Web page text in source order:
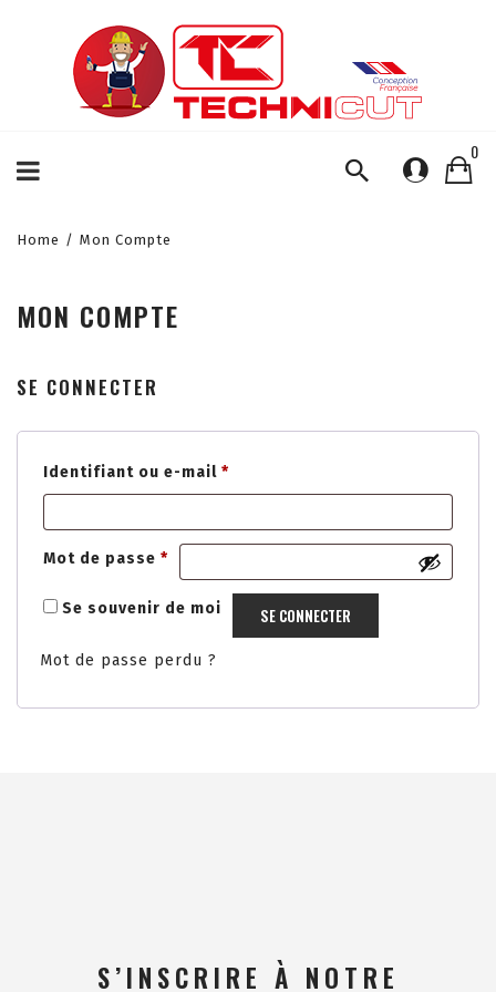
0
Home / Mon Compte
MON COMPTE
SE CONNECTER
Identifiant ou e-mail *
Mot de passe *
Se souvenir de moi SE CONNECTER
Mot de passe perdu ?
S’INSCRIRE À NOTRE